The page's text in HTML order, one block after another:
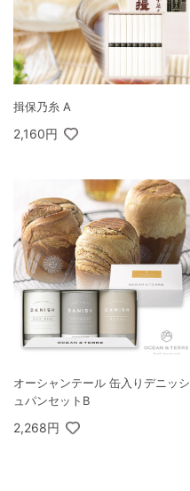
揖保乃糸 A
2,160円
オーシャンテール 缶入りデニッシ
ュパンセットB
2,268円